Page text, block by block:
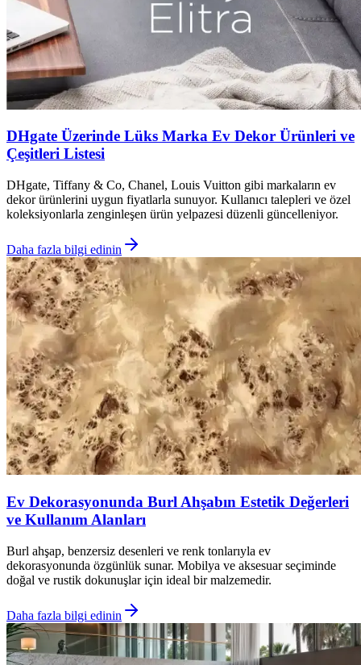
DHgate Üzerinde Lüks Marka Ev Dekor Ürünleri ve
Çeşitleri Listesi
DHgate, Tiffany & Co, Chanel, Louis Vuitton gibi markaların ev
dekor ürünlerini uygun fiyatlarla sunuyor. Kullanıcı talepleri ve özel
koleksiyonlarla zenginleşen ürün yelpazesi düzenli güncelleniyor.
Daha fazla bilgi edinin
Ev Dekorasyonunda Burl Ahşabın Estetik Değerleri
ve Kullanım Alanları
Burl ahşap, benzersiz desenleri ve renk tonlarıyla ev
dekorasyonunda özgünlük sunar. Mobilya ve aksesuar seçiminde
doğal ve rustik dokunuşlar için ideal bir malzemedir.
Daha fazla bilgi edinin